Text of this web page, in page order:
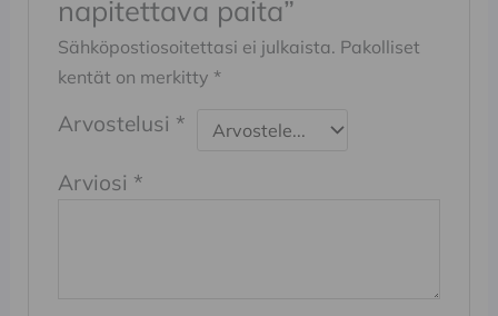
napitettava paita”
Sähköpostiosoitettasi ei julkaista. Pakolliset
kentät on merkitty *
Arvostelusi *
Arviosi *